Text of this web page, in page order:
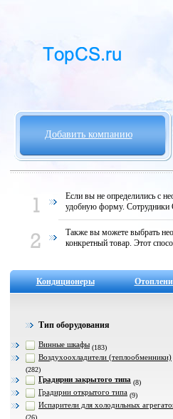
Добавить компанию
Если вы не определились с
удобную форму. Сотрудники
Также вы можете выбрать
конкретный товар. Этот
Кондиционеры
Тип оборудования
Винные шкафы (183)
Воздухоохладители (теплообменники)
(282)
Градирни закрытого типа (8)
Градирни открытого типа (9)
Испарители для холодильных
(26)